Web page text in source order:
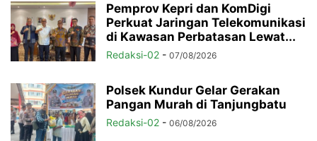
Pemprov Kepri dan KomDigi
Perkuat Jaringan Telekomunikasi
di Kawasan Perbatasan Lewat...
Redaksi-02 - 07/08/2026
Polsek Kundur Gelar Gerakan
Pangan Murah di Tanjungbatu
Redaksi-02 - 06/08/2026